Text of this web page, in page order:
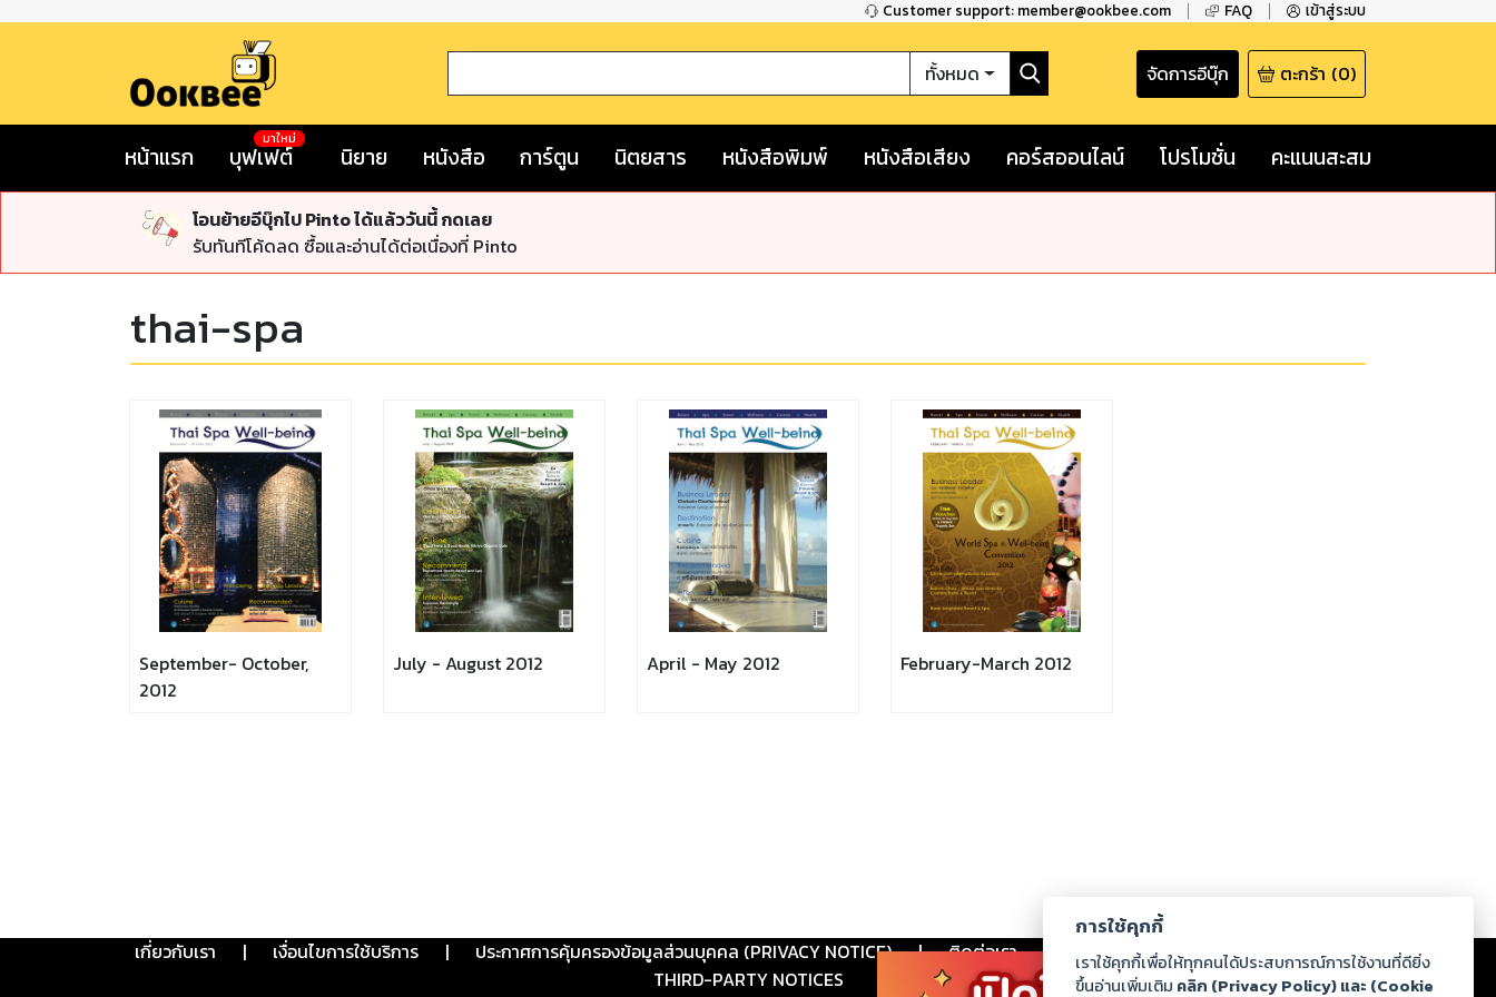
Customer support: member@ookbee.com FAQ เข้าสู่ระบบ
ทั้งหมด จัดการอีบุ๊ก ตะกร้า (0)
หน้าแรก บุฟเฟต์
มาใหม่
นิยาย หนังสือ การ์ตูน นิตยสาร หนังสือพิมพ์ หนังสือเสียง คอร์สออนไลน์ โปรโมชั่น คะแนนสะสม
โอนย้ายอีบุ๊กไป Pinto ได้แล้ววันนี้ กดเลย
รับทันทีโค้ดลด ซื้อและอ่านได้ต่อเนื่องที่ Pinto
thai-spa
September- October,
2012
July - August 2012 April - May 2012 February-March 2012
เกี่ยวกับเรา | เงื่อนไขการใช้บริการ | ประกาศการคุ้มครองข้อมูลส่วนบุคคล (PRIVACY NOTICE) | ติดต่อเรา ร่วมงานกับเรา ดาวน์โหลด
THIRD-PARTY NOTICES
การใช้คุกกี้
เราใช้คุกกี้เพื่อให้ทุกคนได้ประสบการณ์การใช้งานที่ดียิ่ง
ขึ้นอ่านเพิ่มเติม คลิก (Privacy Policy) และ (Cookie